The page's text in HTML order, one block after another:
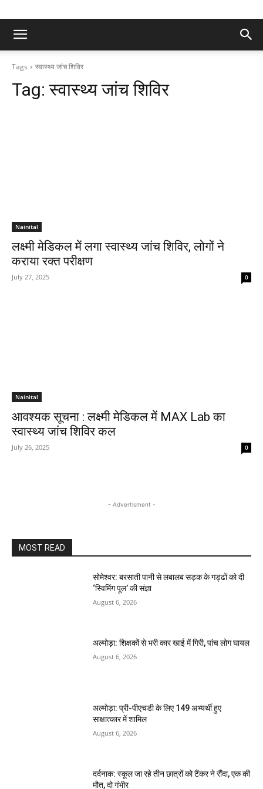
Tags स्वास्थ्य जांच शिविर
Tag:स्वास्थ्य जांच शिविर
Nainital
लक्ष्मी मेडिकल में लगा स्वास्थ्य जांच शिविर, लोगों ने
कराया रक्त परीक्षण
July 27, 2025 0
Nainital
आवश्यक सूचना : लक्ष्मी मेडिकल में MAX Lab का
स्वास्थ्य जांच शिविर कल
July 26, 2025 0
- Advertisment -
MOST READ
सोमेश्वर: बरसाती पानी से लबालब सड़क के गड्ढों को दी
‘स्विमिंग पूल’ की संज्ञा
August 6, 2026
अल्मोड़ा: शिक्षकों से भरी कार खाई में गिरी, पांच लोग घायल
August 6, 2026
अल्मोड़ा: प्री-पीएचडी के लिए 149 अभ्यर्थी हुए
साक्षात्कार में शामिल
August 6, 2026
दर्दनाक: स्कूल जा रहे तीन छात्रों को टैंकर ने रौंदा, एक की
मौत, दो गंभीर